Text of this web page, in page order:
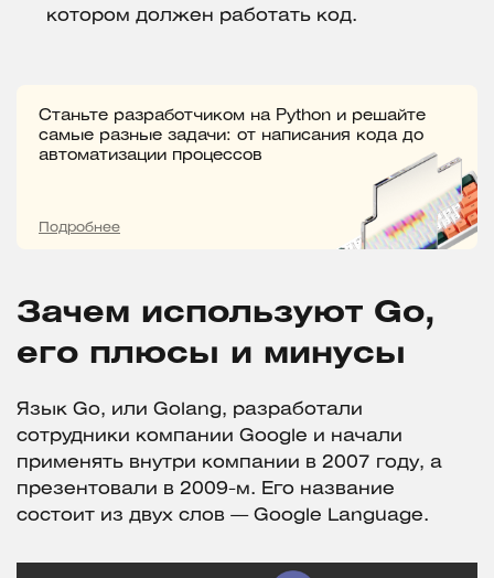
котором должен работать код.
Станьте разработчиком на Python и решайте
самые разные задачи: от написания кода до
автоматизации процессов
Подробнее
Зачем используют Go,
его плюсы и минусы
Язык Go, или Golang, разработали
сотрудники компании Google и начали
применять внутри компании в 2007 году, а
презентовали в 2009-м. Его название
состоит из двух слов — Google Language.